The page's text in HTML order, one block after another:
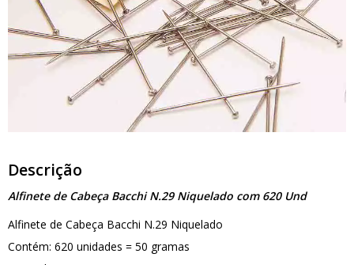
Descrição
Alfinete de Cabeça Bacchi N.29 Niquelado com 620 Und
Alfinete de Cabeça Bacchi N.29 Niquelado
Contém: 620 unidades = 50 gramas